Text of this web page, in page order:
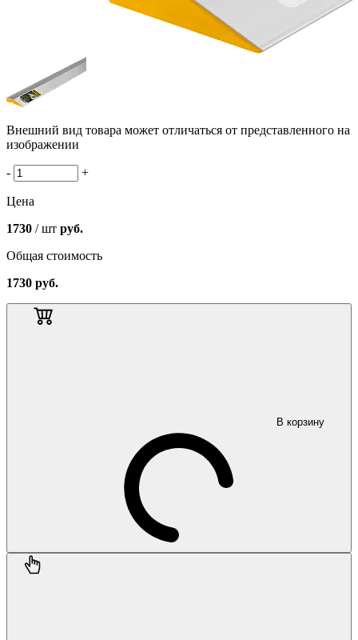
Внешний вид товара может отличаться от представленного на
изображении
- +
Цена
1730 / шт руб.
Общая стоимость
1730 руб.
В корзину